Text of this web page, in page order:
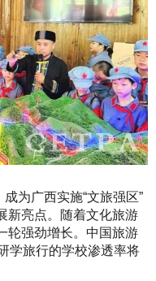
为广西实施“文旅强区”
新亮点。随着文化旅游
轮强劲增长。中国旅游
学旅行的学校渗透率将